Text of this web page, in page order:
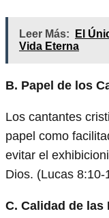
Leer Más:
El
Vida Eterna
B. Papel de los
Los cantantes
papel como
evitar el
Dios. (Lucas 8:10-
C. Calidad de las